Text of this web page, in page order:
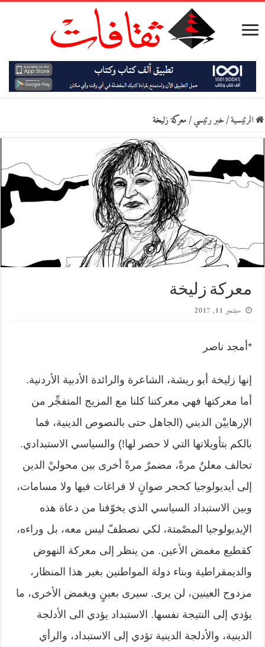
الرئيسية/خبر رئيسي/معركة زليخة
معركة زليخة
سبتمبر 11, 2017
*أمجد ناصر
إنها زليخة أبو ريشة، الشاعرة والرائدة الأدبية الأردنية.
أما معركتها فهي معركتنا كلنا مع المزيج المتفجِّر من
الإرهابيْن الديني (الجاهل حتى بالنصوص الدينية، فما
بالكم بتأويلاتها التي لا حصر لها!) والسياسي الاستبدادي.
تحالف معلنٌ مرةً، مضمرٌ مرةً أخرى بين محوليْ الدين
إلى أيديولوجيا كحجر صوانٍ لا فراغات فيها ولا مسامات،
وبين الاستبداد السياسي الذي يخوّفنا من دعاة هذه
الإيديولوجيا المصْمتة، لكي نصطفّ ليس معه، بل وراءه،
كقطيع مغمض الأعين. من ينظر إلى معركة النهوض
والديمقراطية وبناء دولة المواطنين بغير هذا المنظار،
مزدوج العينين، لن يرى. سيرى بعينٍ ويغمض الأخرى، ما
يؤدي إلى النتيجة نفسها. الاستبداد يؤدي الى الأدلجة
الدينية، والأدلجة الدينية تؤدي إلى الاستبداد، والرأي